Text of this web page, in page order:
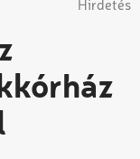
Hirdetés